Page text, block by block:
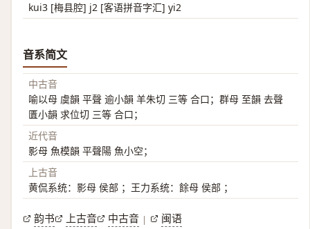
kui3 [梅县腔] j2 [客语拼音字汇] yi2
音系简文
中古音
喻以母 虞韻 平聲 逾小韻 羊朱切 三等 合口；群母 至韻 去聲
匱小韻 求位切 三等 合口；
近代音
影母 魚模韻 平聲陽 魚小空；
上古音
黄侃系统：影母 侯部 ；王力系统：餘母 侯部 ；
韵书 上古音 中古音 | 闽语